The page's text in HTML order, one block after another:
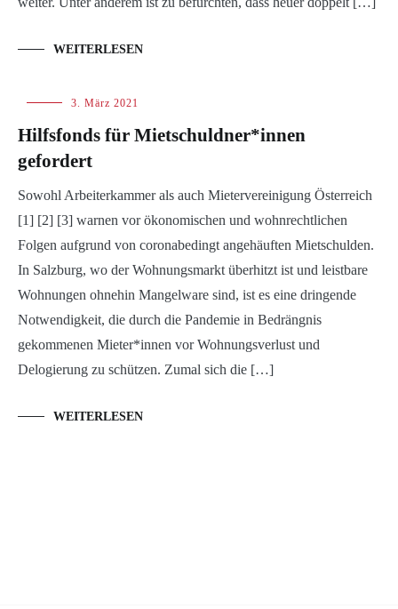
WEITERLESEN
Blog 3. März 2021
Hilfsfonds für Mietschuldner*innen
gefordert
Sowohl Arbeiterkammer als auch Mietervereinigung Österreich
[1] [2] [3] warnen vor ökonomischen und wohnrechtlichen
Folgen aufgrund von coronabedingt angehäuften Mietschulden.
In Salzburg, wo der Wohnungsmarkt überhitzt ist und leistbare
Wohnungen ohnehin Mangelware sind, ist es eine dringende
Notwendigkeit, die durch die Pandemie in Bedrängnis
gekommenen Mieter*innen vor Wohnungsverlust und
Delogierung zu schützen. Zumal sich die […]
WEITERLESEN